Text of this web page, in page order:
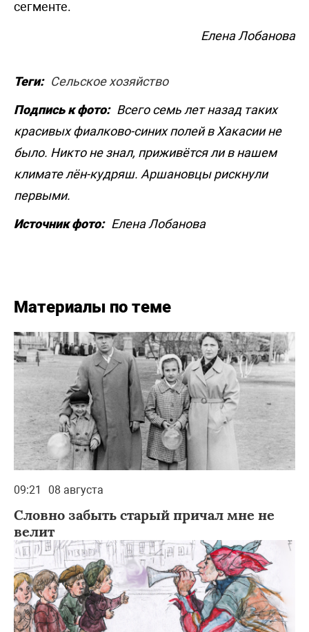
сегменте.
Елена Лобанова
Теги: Сельское хозяйство
Подпись к фото: Всего семь лет назад таких
красивых фиалково-синих полей в Хакасии не
было. Никто не знал, приживётся ли в нашем
климате лён-кудряш. Аршановцы рискнули
первыми.
Источник фото: Елена Лобанова
Материалы по теме
09:21 08 августа
Словно забыть старый причал мне не
велит